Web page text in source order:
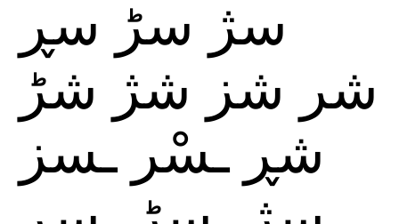
سژ سڑ سڕ
شر شز شژ شڑ
شڕ ـسْر ـسز